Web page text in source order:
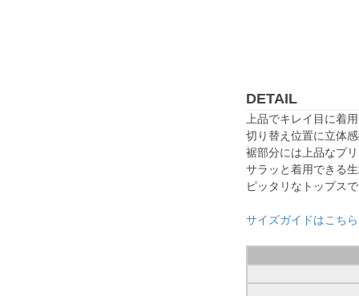
DETAIL
上品でキレイ目に着
切り替え位置に立体
裾部分には上品なプ
サラッと着用できる
ピッタリなトップス
サイズガイドはこちら